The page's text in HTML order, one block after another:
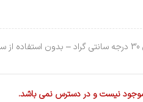
– شست شو در دمای 30 درجه سانتی گراد –
نیست و در دسترس نمی باشد.